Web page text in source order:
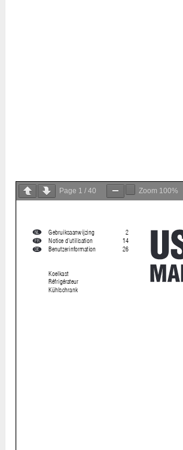
Page 1 /40 Zoom 100%